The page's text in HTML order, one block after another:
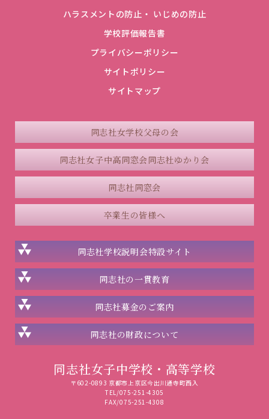
ハラスメントの防止・ いじめの防止
学校評価報告書
プライバシーポリシー
サイトポリシー
サイトマップ
同志社女学校父母の会
同志社女子中高同窓会同志社ゆかり会
同志社同窓会
卒業生の皆様へ
同志社学校説明会特設サイト
同志社の一貫教育
同志社募金のご案内
同志社の財政について
同志社女子中学校・高等学校
〒602-0893 京都市上京区今出川通寺町西入
TEL/075-251-4305
FAX/075-251-4308